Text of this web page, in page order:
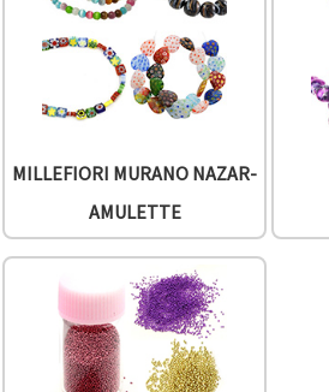
MILLEFIORI MURANO NAZAR-
AMULETTE